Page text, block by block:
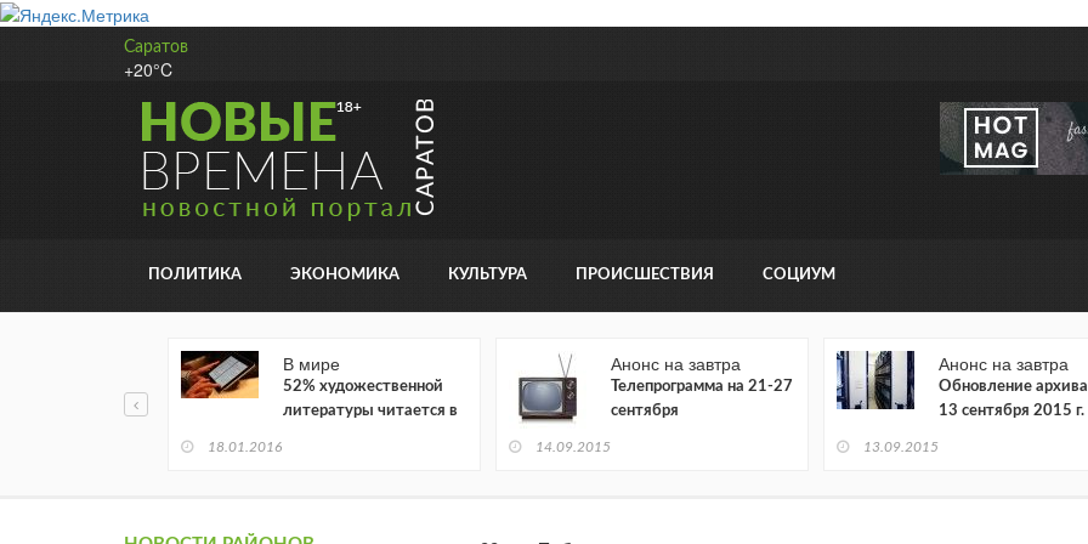
Саратов
+20°C
ПОЛИТИКА ЭКОНОМИКА КУЛЬТУРА ПРОИСШЕСТВИЯ СОЦИУМ
В мире
52% художественной
литературы читается в
18.01.2016
Анонс на завтра
Телепрограмма на 21-27
сентября
14.09.2015
Анонс на завтра
Обновление архива
13 сентября 2015 г.
13.09.2015